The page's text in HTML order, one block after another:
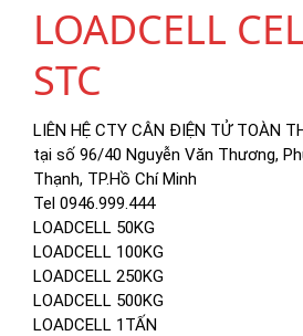
LOADCELL
STC
LIÊN HỆ CTY CÂN ĐIỆN TỬ TOÀN
tại số 96/40 Nguyễn Văn Thương,
Thạnh, TP.Hồ Chí Minh
Tel 0946.999.444
LOADCELL 50KG
LOADCELL 100KG
LOADCELL 250KG
LOADCELL 500KG
LOADCELL 1TẤN